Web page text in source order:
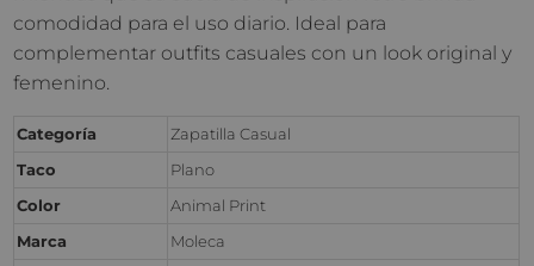
comodidad para el uso diario. Ideal para
complementar outfits casuales con un look original y
femenino.
Categoría
Zapatilla Casual
Taco
Plano
Color
Animal Print
Marca
Moleca